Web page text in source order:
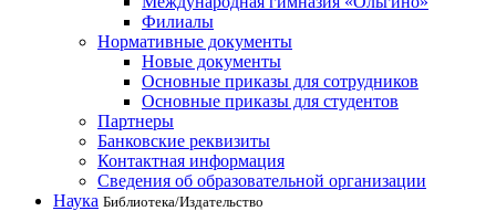
Филиалы
Нормативные документы
Новые документы
Основные приказы для сотрудников
Основные приказы для студентов
Партнеры
Банковские реквизиты
Контактная информация
Сведения об образовательной организации
Наука Библиотека/Издательство